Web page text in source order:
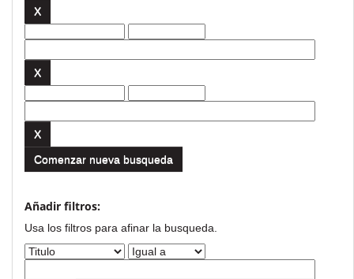
Comenzar nueva busqueda
Añadir filtros:
Usa los filtros para afinar la busqueda.